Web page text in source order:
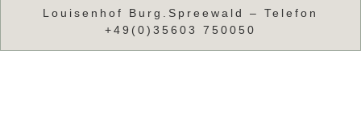
Louisenhof Burg.Spreewald – Telefon
+49(0)35603 750050